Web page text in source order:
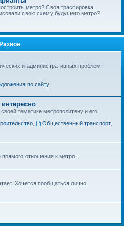
метро? Своя трассировка
свою схему будущего метро?
Разное
и административных проблем
по сайту
тематике метрополитену и его
, Общественный транспорт,
отношения к метро.
Хочется пообщаться лично.